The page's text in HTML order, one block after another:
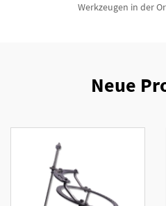
Werkzeugen in der
Neue